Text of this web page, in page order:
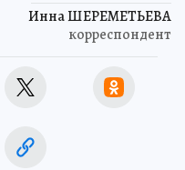
Инна ШЕРЕМЕТЬЕВА
корреспондент